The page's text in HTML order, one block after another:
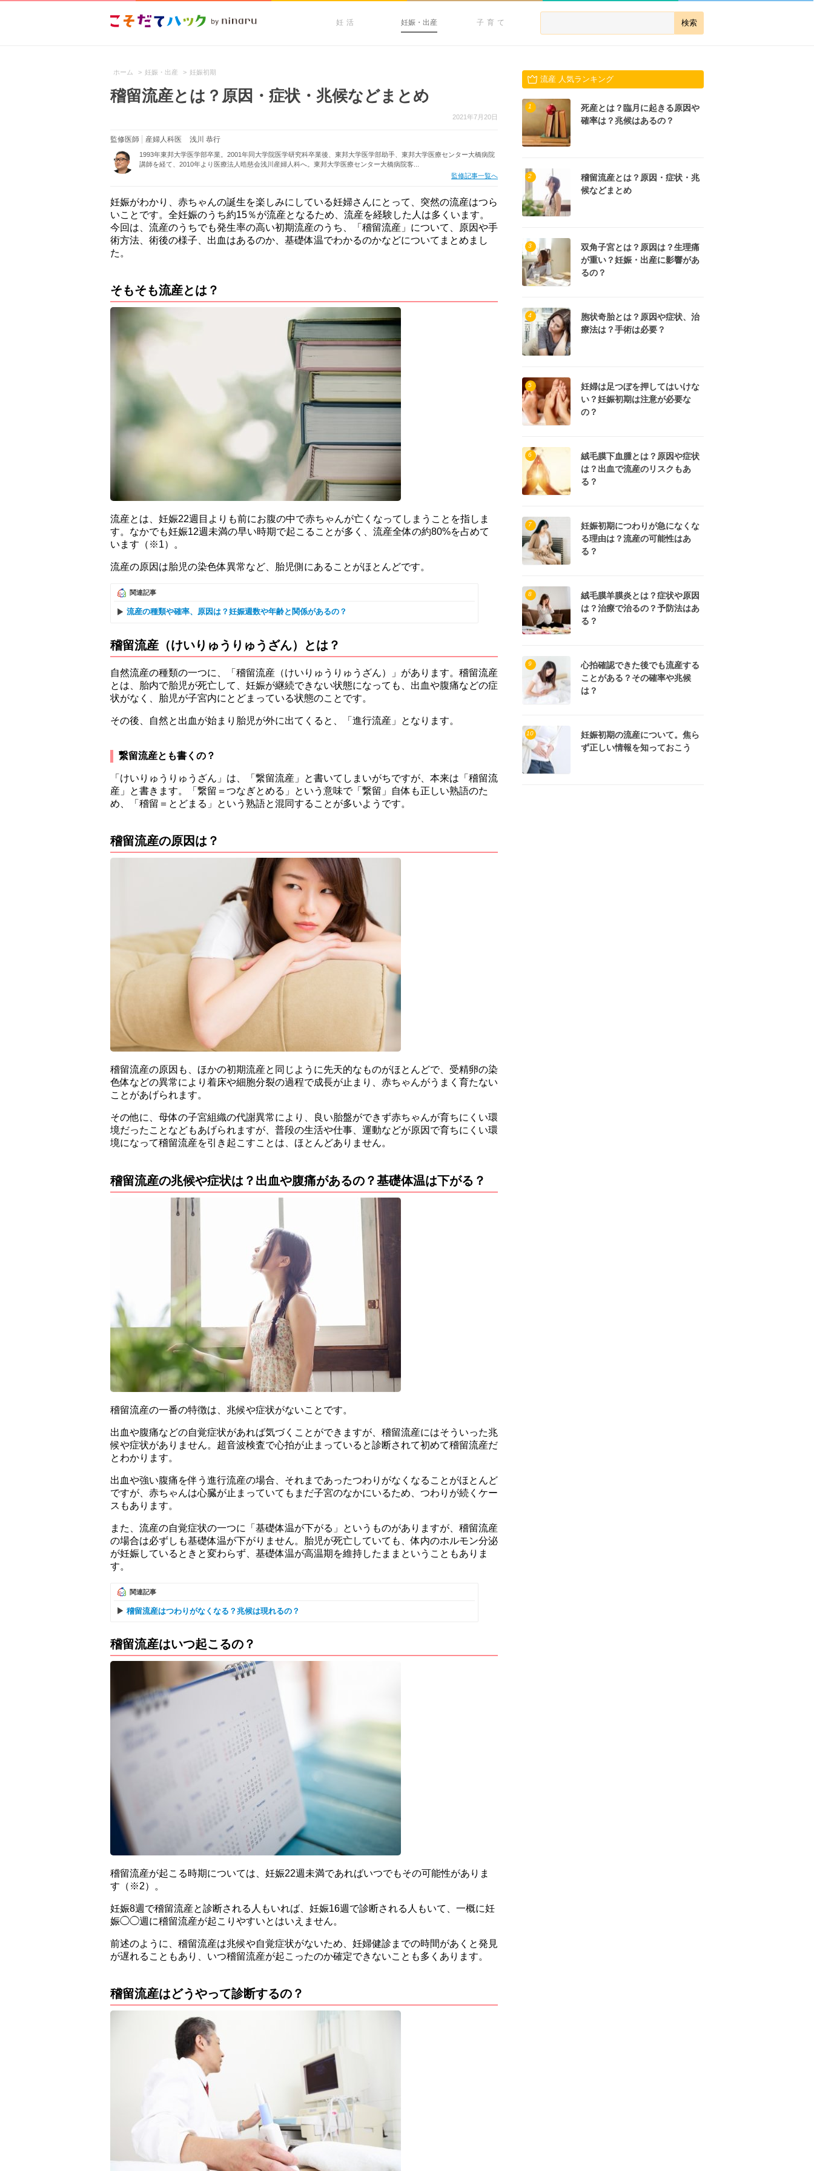
妊活 妊娠・出産 子育て
ホーム > 妊娠・出産 > 妊娠初期
稽留流産とは？原因・症状・兆候などまとめ
2021年7月20日
監修医師 産婦人科医 浅川 恭行
1993年東邦大学医学部卒業。2001年同大学院医学研究科卒業後、東邦大学医学部助手、東邦大学医療センター大橋病院
講師を経て、2010年より医療法人晧慈会浅川産婦人科へ。東邦大学医療センター大橋病院客...
監修記事一覧へ
妊娠がわかり、赤ちゃんの誕生を楽しみにしている妊婦さんにとって、突然の流産はつら
いことです。全妊娠のうち約15％が流産となるため、流産を経験した人は多くいます。
今回は、流産のうちでも発生率の高い初期流産のうち、「稽留流産」について、原因や手
術方法、術後の様子、出血はあるのか、基礎体温でわかるのかなどについてまとめまし
た。
そもそも流産とは？
流産とは、妊娠22週目よりも前にお腹の中で赤ちゃんが亡くなってしまうことを指しま
す。なかでも妊娠12週未満の早い時期で起こることが多く、流産全体の約80%を占めて
います（※1）。
流産の原因は胎児の染色体異常など、胎児側にあることがほとんどです。
関連記事
流産の種類や確率、原因は？妊娠週数や年齢と関係があるの？
稽留流産（けいりゅうりゅうざん）とは？
自然流産の種類の一つに、「稽留流産（けいりゅうりゅうざん）」があります。稽留流産
とは、胎内で胎児が死亡して、妊娠が継続できない状態になっても、出血や腹痛などの症
状がなく、胎児が子宮内にとどまっている状態のことです。
その後、自然と出血が始まり胎児が外に出てくると、「進行流産」となります。
繋留流産とも書くの？
「けいりゅうりゅうざん」は、「繋留流産」と書いてしまいがちですが、本来は「稽留流
産」と書きます。「繋留＝つなぎとめる」という意味で「繋留」自体も正しい熟語のた
め、「稽留＝とどまる」という熟語と混同することが多いようです。
稽留流産の原因は？
稽留流産の原因も、ほかの初期流産と同じように先天的なものがほとんどで、受精卵の染
色体などの異常により着床や細胞分裂の過程で成長が止まり、赤ちゃんがうまく育たない
ことがあげられます。
その他に、母体の子宮組織の代謝異常により、良い胎盤ができず赤ちゃんが育ちにくい環
境だったことなどもあげられますが、普段の生活や仕事、運動などが原因で育ちにくい環
境になって稽留流産を引き起こすことは、ほとんどありません。
稽留流産の兆候や症状は？出血や腹痛があるの？基礎体温は下がる？
稽留流産の一番の特徴は、兆候や症状がないことです。
出血や腹痛などの自覚症状があれば気づくことができますが、稽留流産にはそういった兆
候や症状がありません。超音波検査で心拍が止まっていると診断されて初めて稽留流産だ
とわかります。
出血や強い腹痛を伴う進行流産の場合、それまであったつわりがなくなることがほとんど
ですが、赤ちゃんは心臓が止まっていてもまだ子宮のなかにいるため、つわりが続くケー
スもあります。
また、流産の自覚症状の一つに「基礎体温が下がる」というものがありますが、稽留流産
の場合は必ずしも基礎体温が下がりません。胎児が死亡していても、体内のホルモン分泌
が妊娠しているときと変わらず、基礎体温が高温期を維持したままということもありま
す。
関連記事
稽留流産はつわりがなくなる？兆候は現れるの？
稽留流産はいつ起こるの？
稽留流産が起こる時期については、妊娠22週未満であればいつでもその可能性がありま
す（※2）。
妊娠8週で稽留流産と診断される人もいれば、妊娠16週で診断される人もいて、一概に妊
娠◯◯週に稽留流産が起こりやすいとはいえません。
前述のように、稽留流産は兆候や自覚症状がないため、妊婦健診までの時間があくと発見
が遅れることもあり、いつ稽留流産が起こったのか確定できないことも多くあります。
稽留流産はどうやって診断するの？
流産 人気ランキング
1
死産とは？臨月に起きる原因や
確率は？兆候はあるの？
2
稽留流産とは？原因・症状・兆
候などまとめ
3
双角子宮とは？原因は？生理痛
が重い？妊娠・出産に影響があ
るの？
4
胞状奇胎とは？原因や症状、治
療法は？手術は必要？
5
妊婦は足つぼを押してはいけな
い？妊娠初期は注意が必要な
の？
6
絨毛膜下血腫とは？原因や症状
は？出血で流産のリスクもあ
る？
7
妊娠初期につわりが急になくな
る理由は？流産の可能性はあ
る？
8
絨毛膜羊膜炎とは？症状や原因
は？治療で治るの？予防法はあ
る？
9
心拍確認できた後でも流産する
ことがある？その確率や兆候
は？
10
妊娠初期の流産について。焦ら
ず正しい情報を知っておこう